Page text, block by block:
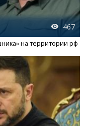
467
на территории рф